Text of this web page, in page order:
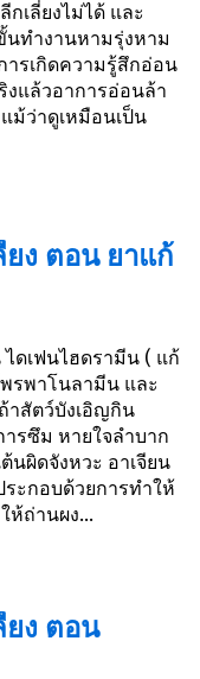
กเลี่ยงไม่ได้ และ
ทำงานหามรุ่งหาม
ารเกิดความรู้สึกอ่อน
งแล้วอาการอ่อนล้า
ม้ว่าดูเหมือนเป็น
ง ตอน ยาแก้
ดเฟนไฮดรามีน ( แก้
รพาโนลามีน และ
าสัตว์บังเอิญกิน
รซึม หายใจลำบาก
นผิดจังหวะ อาเจียน
ะกอบด้วยการทำให้
ห้ถ่านผง...
ง ตอน